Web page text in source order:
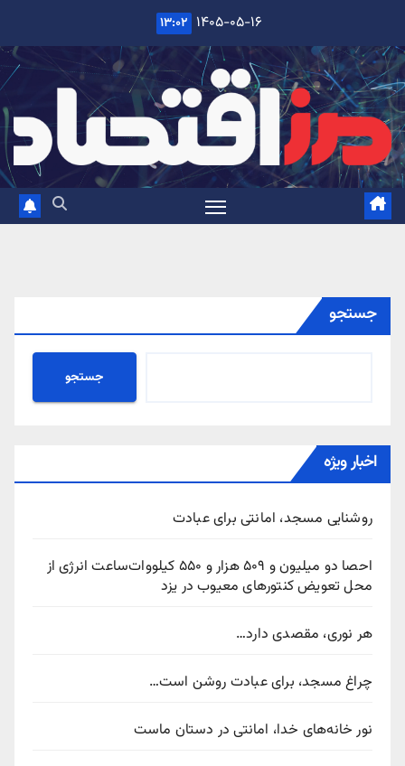
content
۱۴۰۵-۰۵-۱۶ ۱۳:۰۲
جستجو
جستجو
اخبار ویژه
روشنایی مسجد، امانتی برای عبادت
احصا دو میلیون و ۵۰۹ هزار و ۵۵۰ کیلووات‌ساعت انرژی از
محل تعویض کنتورهای معیوب در یزد
هر نوری، مقصدی دارد…
چراغ مسجد، برای عبادت روشن است…
نور خانه‌های خدا، امانتی در دستان ماست